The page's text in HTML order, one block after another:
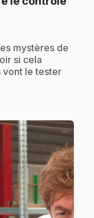
mystères de
si cela
vont le tester